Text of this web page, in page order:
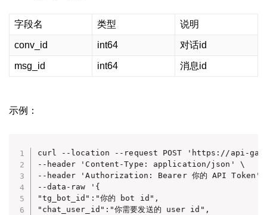
字段名 类型 说明
conv_id int64 对话id
msg_id int64 消息id
示例：
curl --location --request POST 'https://api-
--header 'Content-Type: application/json' \
--header 'Authorization: Bearer 你的 API Token'
--data-raw '{
"tg_bot_id":"你的 bot id",
"chat_user_id":"你需要发送的 user id",